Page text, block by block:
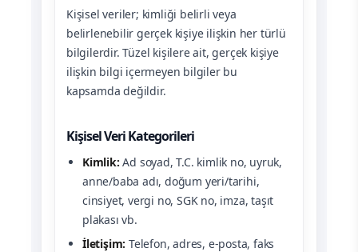
Kişisel veriler; kimliği belirli veya
belirlenebilir gerçek kişiye ilişkin her türlü
bilgilerdir. Tüzel kişilere ait, gerçek kişiye
ilişkin bilgi içermeyen bilgiler bu
kapsamda değildir.
Kişisel Veri Kategorileri
Kimlik: Ad soyad, T.C. kimlik no, uyruk,
anne/baba adı, doğum yeri/tarihi,
cinsiyet, vergi no, SGK no, imza, taşıt
plakası vb.
İletişim: Telefon, adres, e-posta, faks